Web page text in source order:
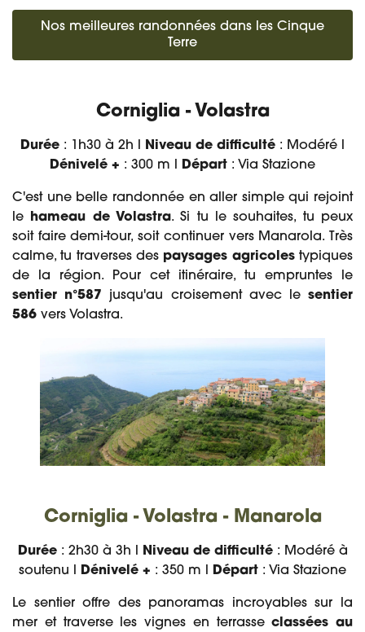
Nos meilleures randonnées dans les Cinque
Terre
Corniglia - Volastra
Durée : 1h30 à 2h l Niveau de difficulté : Modéré l
Dénivelé + : 300 m l Départ : Via Stazione
C'est une belle randonnée en aller simple qui rejoint
le
hameau de Volastra. Si tu le souhaites, tu peux
soit faire demi-tour, soit continuer vers Manarola. Très
calme, tu traverses des paysages agricolestypiques
de la région. Pour cet itinéraire, tu empruntes le
sentier n°587 jusqu'au croisement avec lesentier
586 vers Volastra.
Corniglia - Volastra - Manarola
Durée : 2h30 à 3h l Niveau de difficulté : Modéré à
soutenu l
Dénivelé + : 350 m l Départ : Via Stazione
Le sentier offre des panoramas incroyables sur la
mer et traverse les vignes en terrasseclassées au